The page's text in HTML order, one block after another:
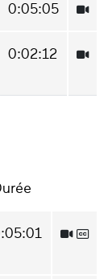
0:05:05
0:02:12